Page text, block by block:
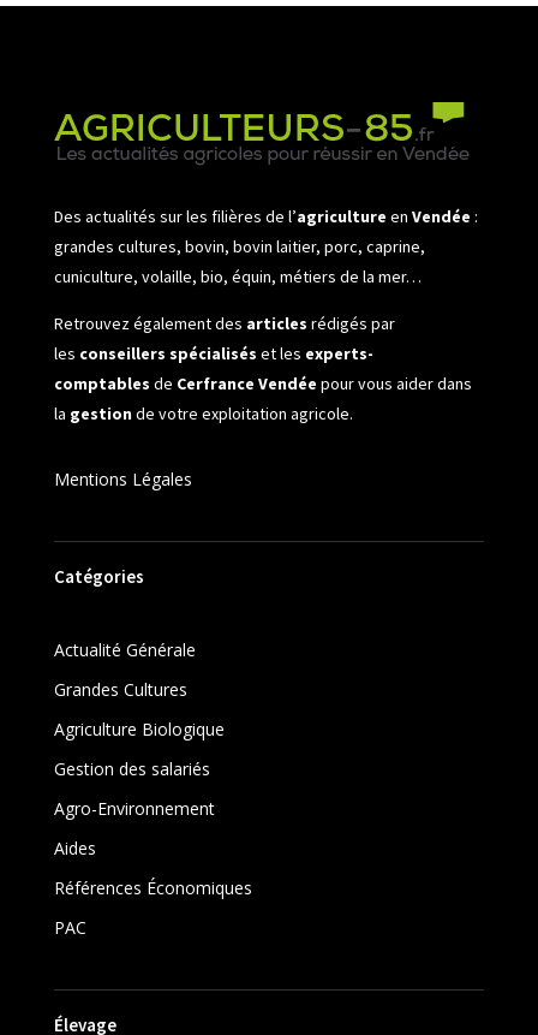
Des actualités sur les filières de l’agriculture en Vendée :
grandes cultures, bovin, bovin laitier, porc, caprine,
cuniculture, volaille, bio, équin, métiers de la mer…
Retrouvez également des articles rédigés par
les conseillers spécialisés et les experts-
comptables de Cerfrance Vendée pour vous aider dans
la gestionde votre exploitation agricole.
Mentions Légales
Catégories
Actualité Générale
Grandes Cultures
Agriculture Biologique
Gestion des salariés
Agro-Environnement
Aides
Références Économiques
PAC
Élevage